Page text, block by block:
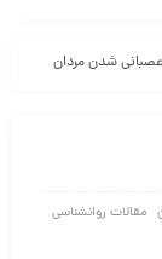
شدن مردان
مقالات روانشناسی